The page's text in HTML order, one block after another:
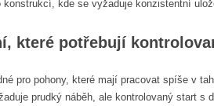
kde se vyžaduje konzistentní
které potřebují
pro pohony, které mají pracovat spíše v
prudký náběh, ale kontrolovaný start